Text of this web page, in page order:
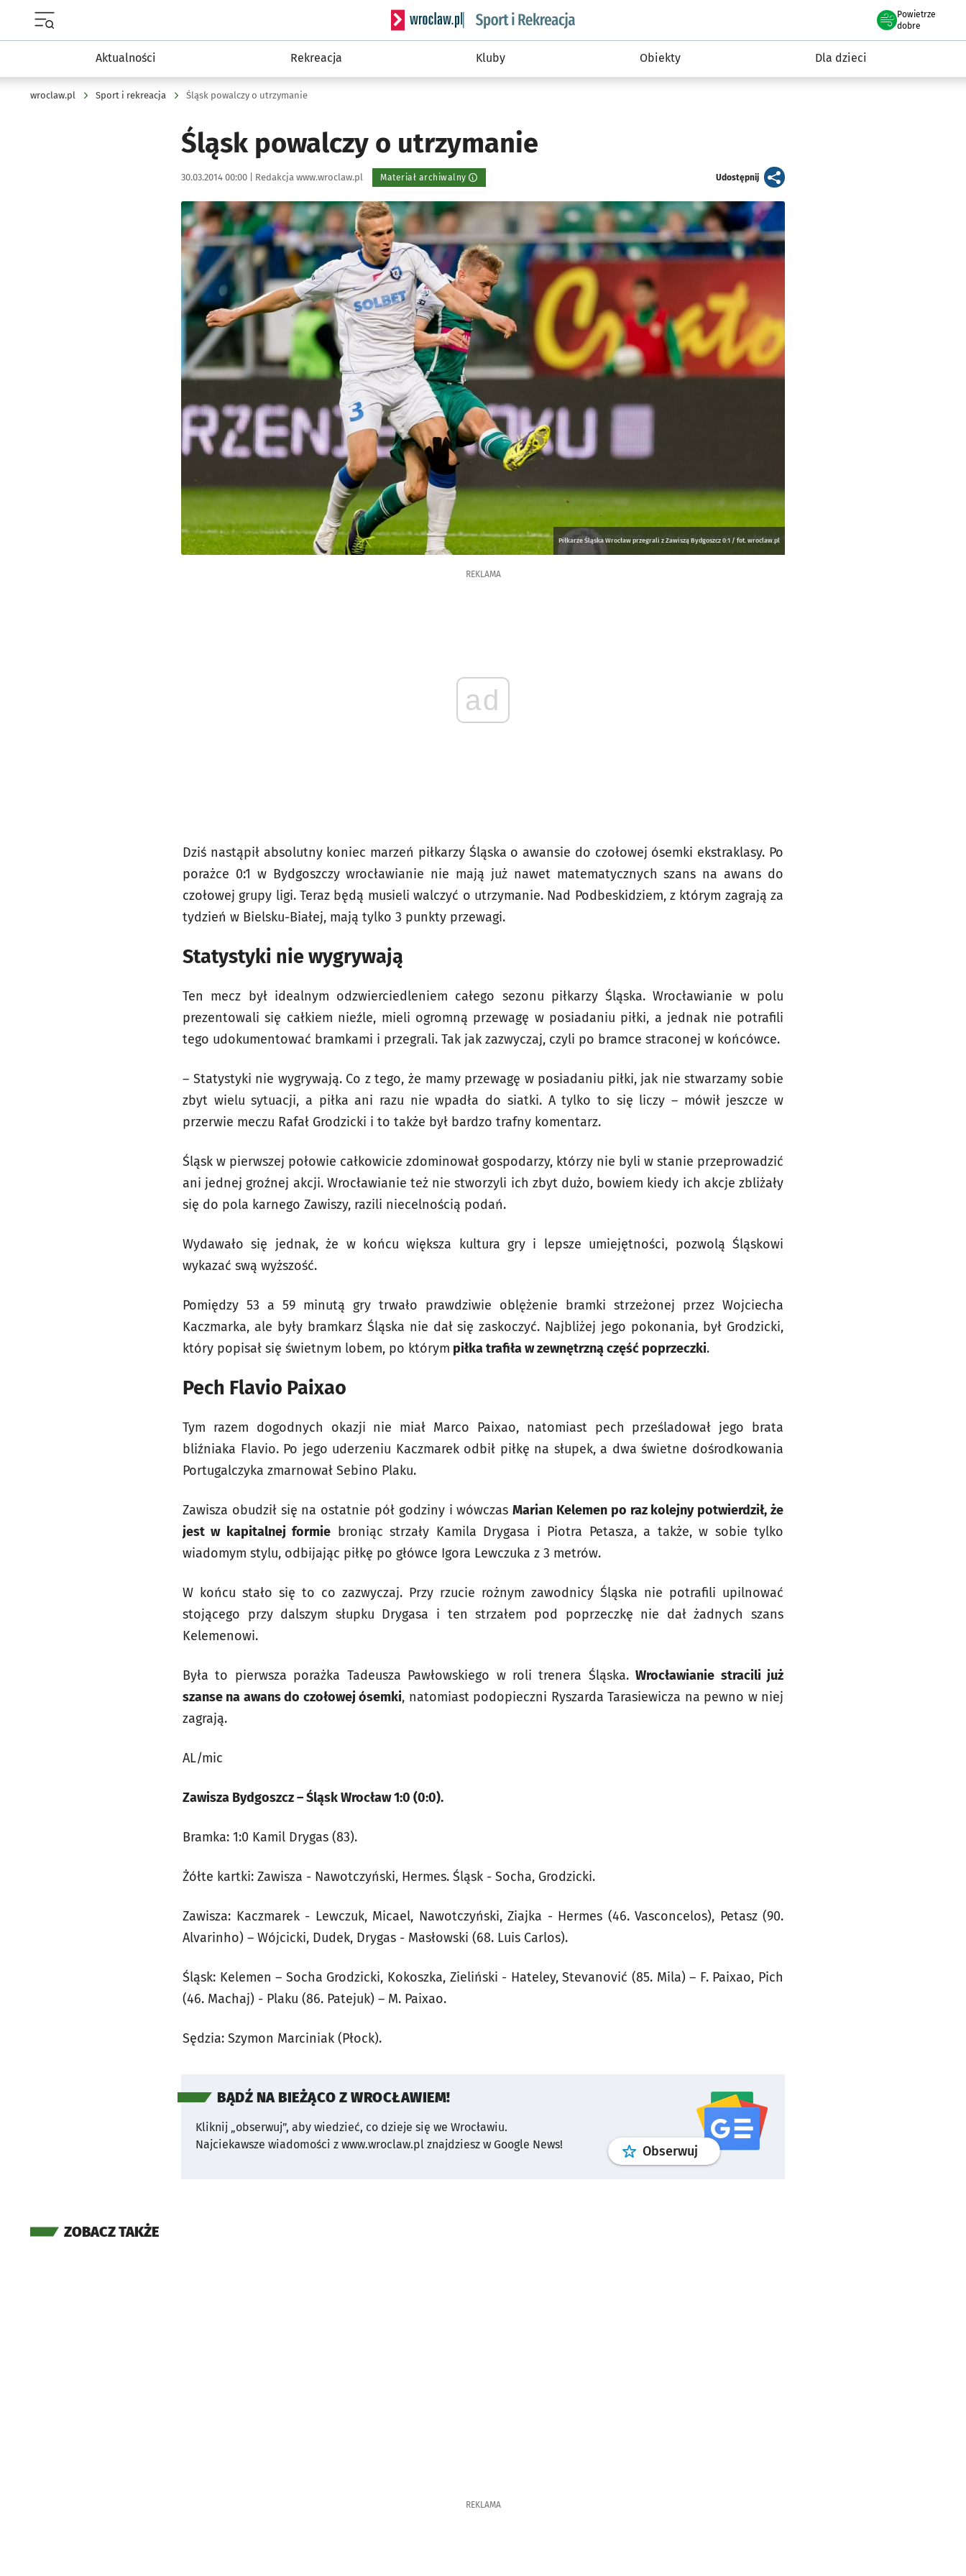
Serwis informacyjny wroclaw.pl podserwis: Sport i rekreacja
Powietrze
we Wrocławiu
dobre
Aktualności Rekreacja Kluby Obiekty Dla dzieci
wroclaw.pl Sport i rekreacja Śląsk powalczy o utrzymanie
Śląsk powalczy o utrzymanie
Data publikacji:
30.03.2014 00:00 | Autor:
Redakcja www.wroclaw.pl Materiał archiwalny Udostępnijartykuł
Kliknij, aby powiększyć
Piłkarze Śląska Wrocław przegrali z Zawiszą Bydgoszcz 0:1 / fot. wroclaw.pl
REKLAMA
ad
Dziś nastąpił absolutny koniec marzeń piłkarzy Śląska o awansie do czołowej ósemki ekstraklasy. Po
porażce 0:1 w Bydgoszczy wrocławianie nie mają już nawet matematycznych szans na awans do
czołowej grupy ligi. Teraz będą musieli walczyć o utrzymanie. Nad Podbeskidziem, z którym zagrają za
tydzień w Bielsku-Białej, mają tylko 3 punkty przewagi.
Statystyki nie wygrywają
Ten mecz był idealnym odzwierciedleniem całego sezonu piłkarzy Śląska. Wrocławianie w polu
prezentowali się całkiem nieźle, mieli ogromną przewagę w posiadaniu piłki, a jednak nie potrafili
tego udokumentować bramkami i przegrali. Tak jak zazwyczaj, czyli po bramce straconej w końcówce.
– Statystyki nie wygrywają. Co z tego, że mamy przewagę w posiadaniu piłki, jak nie stwarzamy sobie
zbyt wielu sytuacji, a piłka ani razu nie wpadła do siatki. A tylko to się liczy – mówił jeszcze w
przerwie meczu Rafał Grodzicki i to także był bardzo trafny komentarz.
Śląsk w pierwszej połowie całkowicie zdominował gospodarzy, którzy nie byli w stanie przeprowadzić
ani jednej groźnej akcji. Wrocławianie też nie stworzyli ich zbyt dużo, bowiem kiedy ich akcje zbliżały
się do pola karnego Zawiszy, razili niecelnością podań.
Wydawało się jednak, że w końcu większa kultura gry i lepsze umiejętności, pozwolą Śląskowi
wykazać swą wyższość.
Pomiędzy 53 a 59 minutą gry trwało prawdziwie oblężenie bramki strzeżonej przez Wojciecha
Kaczmarka, ale były bramkarz Śląska nie dał się zaskoczyć. Najbliżej jego pokonania, był Grodzicki,
który popisał się świetnym lobem, po którym piłka trafiła w zewnętrzną część poprzeczki.
Pech Flavio Paixao
Tym razem dogodnych okazji nie miał Marco Paixao, natomiast pech prześladował jego brata
bliźniaka Flavio. Po jego uderzeniu Kaczmarek odbił piłkę na słupek, a dwa świetne dośrodkowania
Portugalczyka zmarnował Sebino Plaku.
Zawisza obudził się na ostatnie pół godziny i wówczasMarian Kelemen po raz kolejny potwierdził, że
jest w kapitalnej formie broniąc strzały Kamila Drygasa i Piotra Petasza, a także, w sobie tylko
wiadomym stylu, odbijając piłkę po główce Igora Lewczuka z 3 metrów.
W końcu stało się to co zazwyczaj. Przy rzucie rożnym zawodnicy Śląska nie potrafili upilnować
stojącego przy dalszym słupku Drygasa i ten strzałem pod poprzeczkę nie dał żadnych szans
Kelemenowi.
Była to pierwsza porażka Tadeusza Pawłowskiego w roli trenera Śląska.Wrocławianie stracili już
szanse na awans do czołowej ósemki, natomiast podopieczni Ryszarda Tarasiewicza na pewno w niej
zagrają.
AL/mic
Zawisza Bydgoszcz – Śląsk Wrocław 1:0 (0:0).
Bramka: 1:0 Kamil Drygas (83).
Żółte kartki: Zawisza - Nawotczyński, Hermes. Śląsk - Socha, Grodzicki.
Zawisza: Kaczmarek - Lewczuk, Micael, Nawotczyński, Ziajka - Hermes (46. Vasconcelos), Petasz (90.
Alvarinho) – Wójcicki, Dudek, Drygas - Masłowski (68. Luis Carlos).
Śląsk: Kelemen – Socha Grodzicki, Kokoszka, Zieliński - Hateley, Stevanović (85. Mila) – F. Paixao, Pich
(46. Machaj) - Plaku (86. Patejuk) – M. Paixao.
Sędzia: Szymon Marciniak (Płock).
BĄDŹ NA BIEŻĄCO Z WROCŁAWIEM!
Kliknij „obserwuj”, aby wiedzieć, co dzieje się we Wrocławiu.
Najciekawsze wiadomości z www.wroclaw.pl znajdziesz w Google News!
Obserwuj profilgoogle news
ZOBACZ TAKŻE
REKLAMA